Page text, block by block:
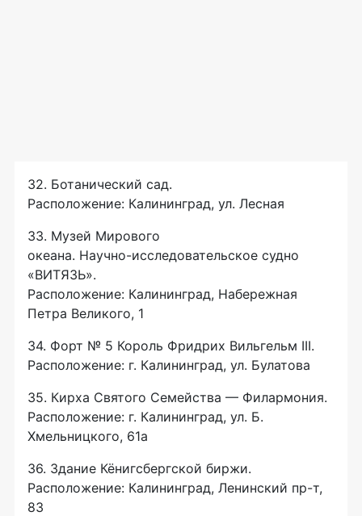
32. Ботанический сад.
Расположение: Калининград, ул. Лесная
33. Музей Мирового
океана. Научно-исследовательское судно
«ВИТЯЗЬ».
Расположение: Калининград, Набережная
Петра Великого, 1
34. Форт № 5 Король Фридрих Вильгельм III.
Расположение: г. Калининград, ул. Булатова
35. Кирха Святого Семейства — Филармония.
Расположение: г. Калининград, ул. Б.
Хмельницкого, 61а
36. Здание Кёнигсбергской биржи.
Расположение: Калининград, Ленинский пр-т,
83